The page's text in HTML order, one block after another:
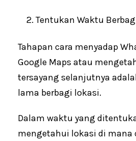
Tentukan Waktu
Tahapan cara menyadap
Google Maps atau
tersayang selanjutnya
lama berbagi lokasi.
Dalam waktu yang
mengetahui lokasi di mana